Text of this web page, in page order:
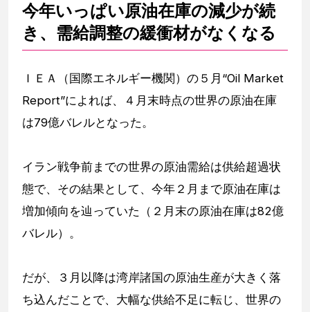
今年いっぱい原油在庫の減少が続
き、需給調整の緩衝材がなくなる
ＩＥＡ（国際エネルギー機関）の５月“Oil Market
Report”によれば、４月末時点の世界の原油在庫
は79億バレルとなった。
イラン戦争前までの世界の原油需給は供給超過状
態で、その結果として、今年２月まで原油在庫は
増加傾向を辿っていた（２月末の原油在庫は82億
バレル）。
だが、３月以降は湾岸諸国の原油生産が大きく落
ち込んだことで、大幅な供給不足に転じ、世界の